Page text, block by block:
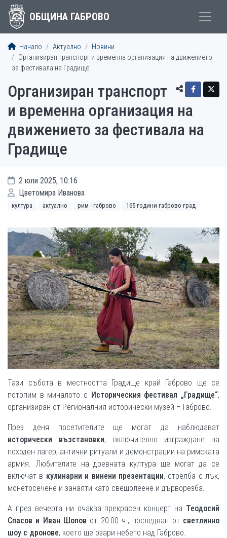
ОБЩИНА ГАБРОВО
Начало Актуално
Новини
Организиран транспорт и временна организация на движението
за фестивала на Градище
Организиран транспорт
и временна организация на
движението за фестивала на
Градище
2 юли 2025, 10:16
Цветомира Иванова
култура актуално рим - габрово 165 години габрово-град
Тази събота в местността Градище край Габрово ще се
потопим в миналото с Историческия фестивал „Градище“,
организиран от Регионалния исторически музей – Габрово.
През деня посетителите ще могат да наблюдават
исторически възстановки, включително изграждане на
походен лагер, антични ритуали и демонстрации на римската
армия. Любителите на древната култура ще могат да се
включат в кулинарни и винени презентации, стрелба с лък,
монетосечене и занаяти като свещолеене и дърворезба.
А през вечерта ни очаква прекрасен концерт на Теодосий
Спасов и Иван Шопов от 20:00 ч., последван от светлинно
шоу с дронове, което ще озари небето над Габрово.